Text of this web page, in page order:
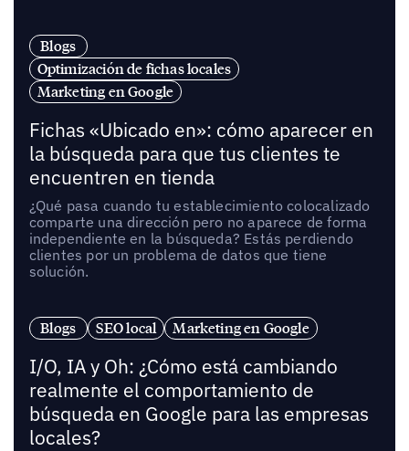
Blogs
Optimización de fichas locales
Marketing en Google
Fichas «Ubicado en»: cómo aparecer en
la búsqueda para que tus clientes te
encuentren en tienda
¿Qué pasa cuando tu establecimiento colocalizado
comparte una dirección pero no aparece de forma
independiente en la búsqueda? Estás perdiendo
clientes por un problema de datos que tiene
solución.
Blogs SEO local Marketing en Google
I/O, IA y Oh: ¿Cómo está cambiando
realmente el comportamiento de
búsqueda en Google para las empresas
locales?